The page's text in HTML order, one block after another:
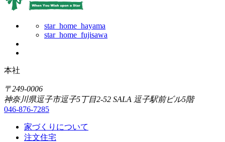
star_home_hayama
star_home_fujisawa
本社
〒249-0006
神奈川県逗子市逗子5丁目2-52 SALA 逗子駅前ビル5階
046-876-7285
家づくりについて
注文住宅